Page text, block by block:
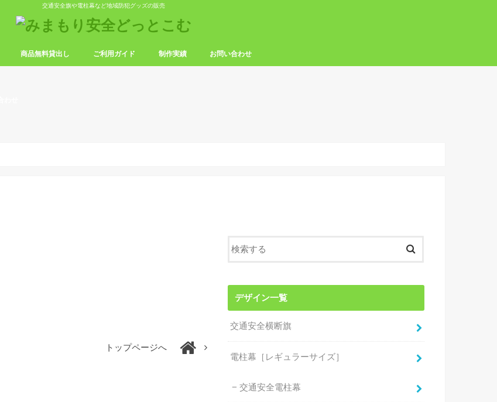
交通安全旗や電柱幕など地域防犯グッズの販売
商品無料貸出し ご利用ガイド 制作実績 お問い合わせ
トップページへ
デザイン一覧
交通安全横断旗
電柱幕［レギュラーサイズ］
交通安全電柱幕